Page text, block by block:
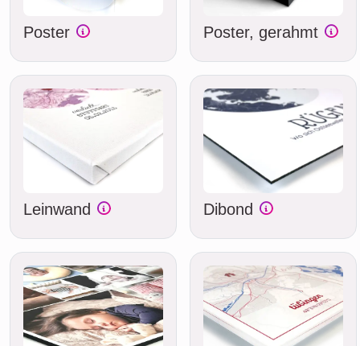
Poster Poster, gerahmt
Leinwand Dibond